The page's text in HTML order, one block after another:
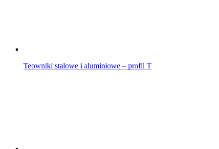
Teowniki stalowe i aluminiowe – profil T